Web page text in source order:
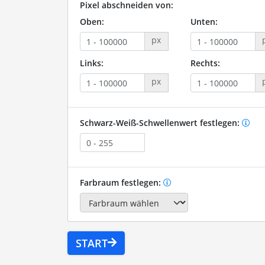
Pixel abschneiden von:
Oben:
px
Unten:
Links:
px
Rechts:
Schwarz-Weiß-Schwellenwert festlegen:
Farbraum festlegen:
START